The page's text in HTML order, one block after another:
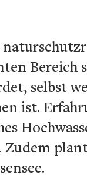
Bereich
selbst
ist.